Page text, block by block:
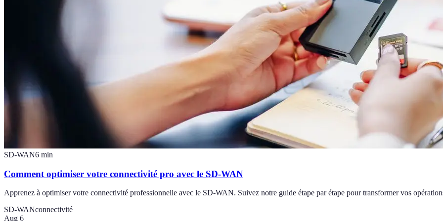
SD-WAN6 min
Comment optimiser votre connectivité pro avec le SD-WAN
Apprenez à optimiser votre connectivité professionnelle avec le SD-WAN. Suivez notre guide étape par étape pour transformer vos
SD-WANconnectivité
Aug 6